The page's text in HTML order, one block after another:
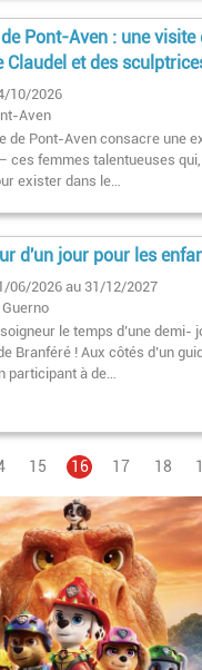
Pont-Aven : une
Claudel et des
10/2026
Aven
de Pont-Aven consacre une
ces femmes talentueuses
exister dans le…
d'un jour pour les
06/2026 au 31/12/2027
Guerno
le temps d’une
Branféré ! Aux côtés d’un
participant à de…
Pagination
Page
15
Page
16 Page
17 Page
18